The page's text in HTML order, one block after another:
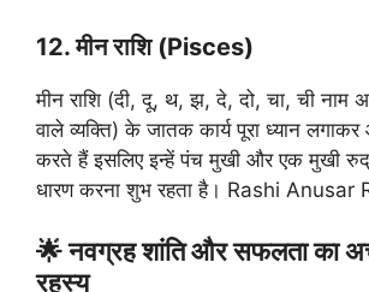
12. मीन राशि (Pisces)
मीन राशि (दी, दू, थ, झ, दे, दो, चा, ची नाम
वाले व्यक्ति) के जातक कार्य पूरा ध्यान
करते हैं इसलिए इन्हें पंच मुखी और एक मुखी
धारण करना शुभ रहता है। Rashi Anusar
🌟 नवग्रह शांति और सफलता का
रहस्य